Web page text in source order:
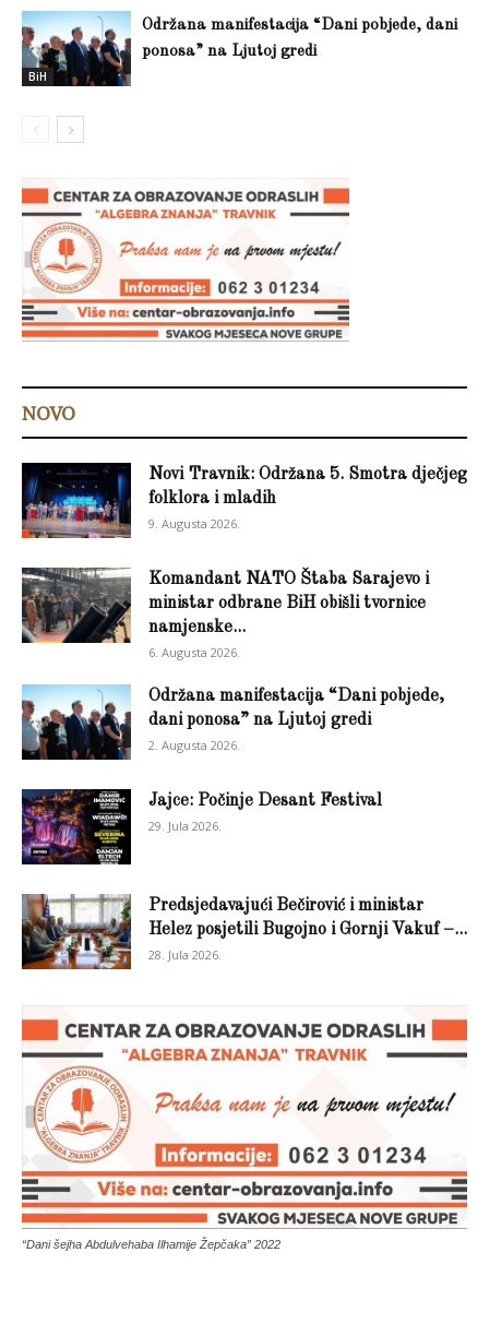
BiH
Održana manifestacija “Dani pobjede, dani
ponosa” na Ljutoj gredi
NOVO
Novi Travnik: Održana 5. Smotra dječjeg
folklora i mladih
9. Augusta 2026.
Komandant NATO Štaba Sarajevo i
ministar odbrane BiH obišli tvornice
namjenske...
6. Augusta 2026.
Održana manifestacija “Dani pobjede,
dani ponosa” na Ljutoj gredi
2. Augusta 2026.
Jajce: Počinje Desant Festival
29. Jula 2026.
Predsjedavajući Bečirović i ministar
Helez posjetili Bugojno i Gornji Vakuf –...
28. Jula 2026.
“Dani šejha Abdulvehaba Ilhamije Žepčaka” 2022